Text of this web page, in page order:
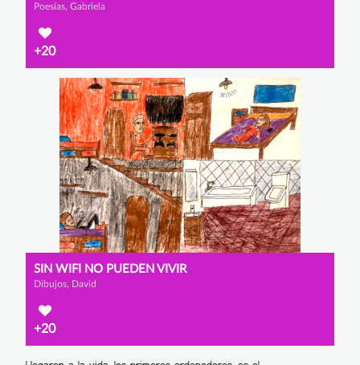
Poesías, Gabriela
+20
SIN WIFI NO PUEDEN VIVIR
Dibujos, David
+20